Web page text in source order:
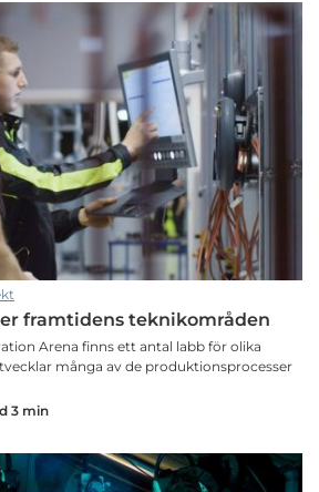
framtidens teknikområden
Arena finns ett antal labb för olika
många av de produktionsprocesser
3 min